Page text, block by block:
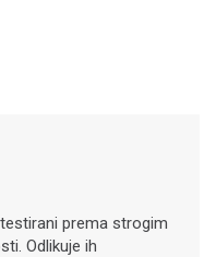
prema strogim
Odlikuje ih